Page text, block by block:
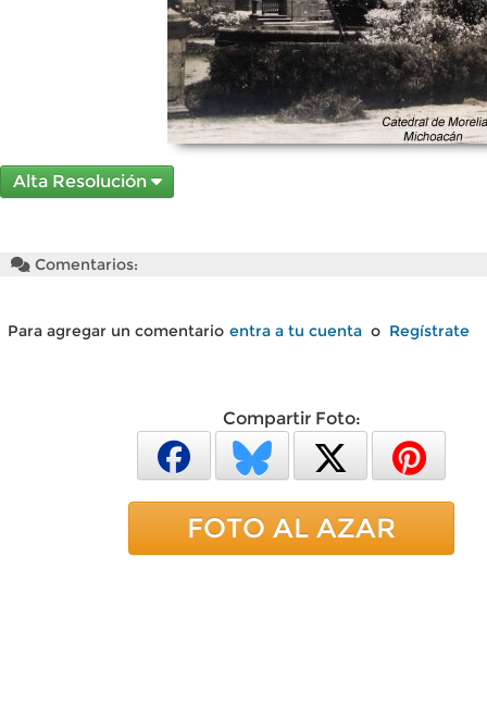
Alta Resolución
Comentarios:
Para agregar un comentario entra a tu cuenta o Regístrate
Compartir Foto:
FOTO AL AZAR